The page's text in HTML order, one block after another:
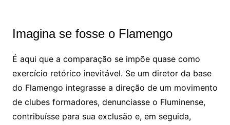
Imagina se fosse o Flamengo
É aqui que a comparação se impõe quase como
exercício retórico inevitável. Se um diretor da base
do Flamengo integrasse a direção de um movimento
de clubes formadores, denunciasse o Fluminense,
contribuísse para sua exclusão e, em seguida,